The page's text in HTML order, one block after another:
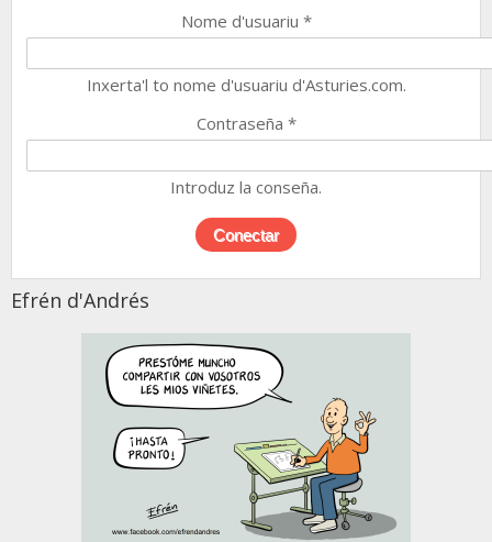
Nome d'usuariu *
Inxerta'l to nome d'usuariu d'Asturies.com.
Contraseña *
Introduz la conseña.
Efrén d'Andrés